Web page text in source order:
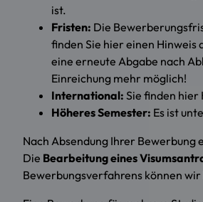
ist.
Fristen: Die
finden Sie hier einen Hinweis
eine erneute Abgabe nach
Einreichung mehr möglich!
International: Sie finden hier
Höheres Semester: Es ist
Nach Absendung Ihrer
Die Bearbeitung eines
Bewerbungsverfahrens können